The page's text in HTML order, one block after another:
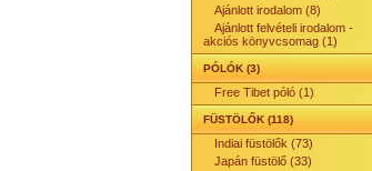
Ajánlott irodalom (8)
Ajánlott felvételi irodalom -
akciós könyvcsomag (1)
PÓLÓK (3)
Free Tibet póló (1)
FÜSTÖLŐK (118)
Indiai füstölők (73)
Japán füstölő (33)